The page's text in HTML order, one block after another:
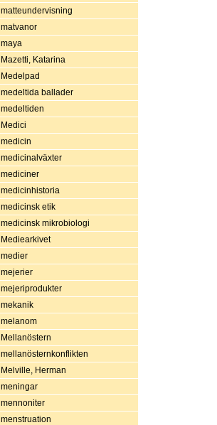
matteundervisning
matvanor
maya
Mazetti, Katarina
Medelpad
medeltida ballader
medeltiden
Medici
medicin
medicinalväxter
mediciner
medicinhistoria
medicinsk etik
medicinsk mikrobiologi
Mediearkivet
medier
mejerier
mejeriprodukter
mekanik
melanom
Mellanöstern
mellanösternkonflikten
Melville, Herman
meningar
mennoniter
menstruation